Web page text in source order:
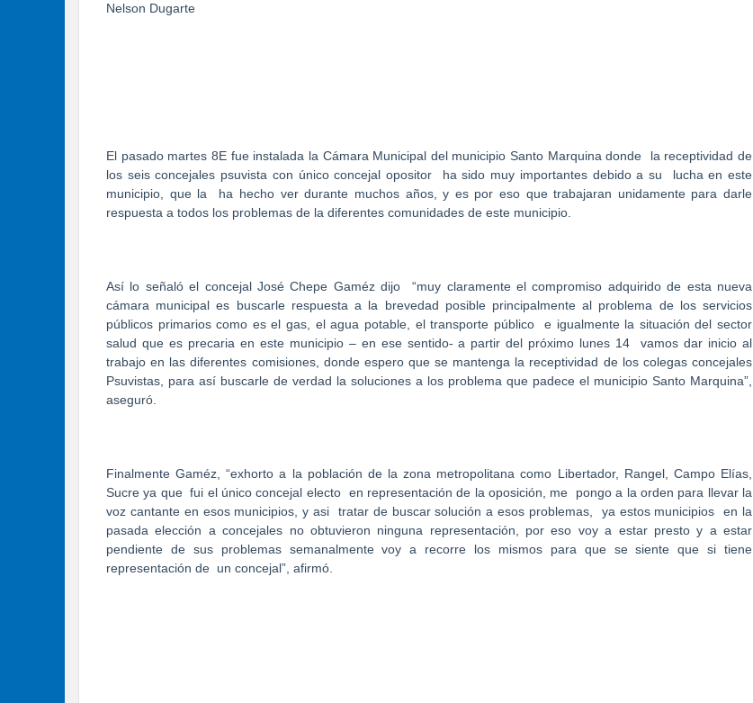
Nelson Dugarte
El pasado martes 8E fue instalada la Cámara Municipal del municipio Santo Marquina donde
la receptividad de
los seis concejales psuvista con único concejal opositor
ha sido muy importantes debido a su
lucha en este
municipio, que la
ha hecho ver durante muchos años, y es por eso que trabajaran unidamente para darle
respuesta a todos los problemas de la diferentes comunidades de este municipio.
Así lo señaló el concejal José Chepe Gaméz dijo
“muy claramente el compromiso adquirido de esta nueva
cámara municipal es buscarle respuesta a la brevedad posible principalmente al problema de los servicios
públicos primarios como es el gas, el agua potable, el transporte público
e igualmente la situación del sector
salud que es precaria en este municipio – en ese sentido- a partir del próximo lunes 14
vamos dar inicio al
trabajo en las diferentes comisiones, donde espero que se mantenga la receptividad de los colegas concejales
Psuvistas, para así buscarle de verdad la soluciones a los problema que padece el municipio Santo Marquina”,
aseguró.
Finalmente Gaméz, “exhorto a la población de la zona metropolitana como Libertador, Rangel, Campo Elías,
Sucre ya que fui el único concejal electo en representación de la oposición, me
pongo a la orden para llevar la
voz cantante en esos municipios, y asi
tratar de buscar solución a esos problemas, ya estos municipios
en la
pasada elección a concejales no obtuvieron ninguna representación, por eso voy a estar presto y a estar
pendiente de sus problemas semanalmente voy a recorre los mismos para que se siente que si tiene
representación de un concejal”, afirmó.